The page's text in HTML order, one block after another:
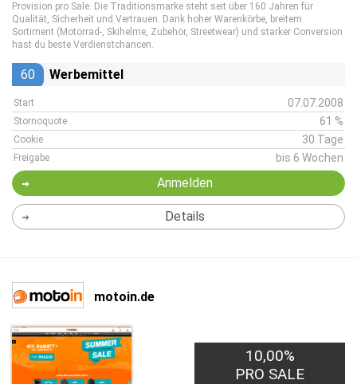
Provision pro Sale. Die Traditionsmarke steht seit über 160 Jahren für
Qualität, Sicherheit und Vertrauen. Dank hoher Warenkörbe, breitem
Sortiment (Motorrad-, Skihelme, Zubehör, Streetwear) und starker Conversion
hast du beste Verdienstchancen.
60 Werbemittel
Start 07.07.2008
Stornoquote 61 %
Cookie 30 Tage
Freigabe bis 6 Wochen
Anmelden
Details
motoin.de
10,00%
PRO SALE